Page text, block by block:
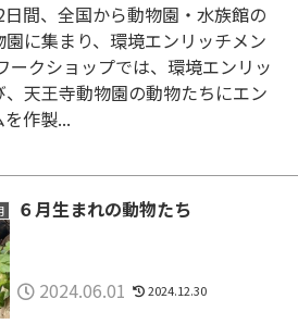
間、全国から動物園・水族館の
に集まり、環境エンリッチメン
ークショップでは、環境エンリッ
天王寺動物園の動物たちにエン
作製...
６月生まれの動物たち
2024.06.01 2024.12.30